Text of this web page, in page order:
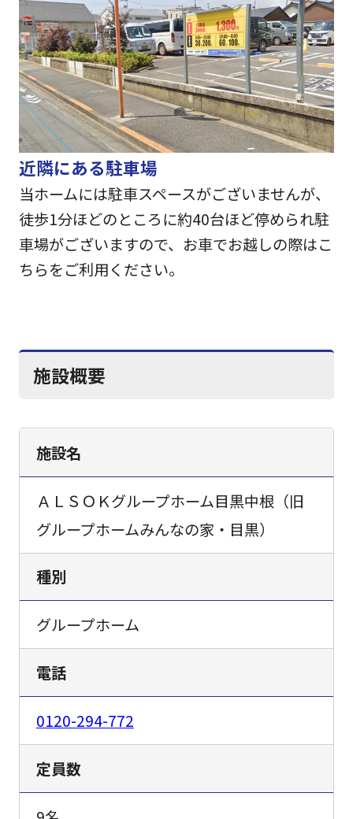
近隣にある駐車場
当ホームには駐車スペースがございませんが、
徒歩1分ほどのところに約40台ほど停められ駐
車場がございますので、お車でお越しの際はこ
ちらをご利用ください。
施設概要
施設名
ＡＬＳＯＫグループホーム目黒中根（旧
グループホームみんなの家・目黒）
種別
グループホーム
電話
0120-294-772
定員数